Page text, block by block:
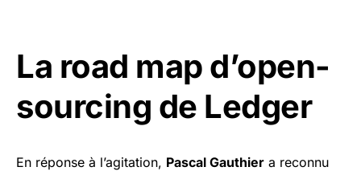
La road map d’open-
sourcing de Ledger
En réponse à l’agitation, Pascal Gauthier a reconnu